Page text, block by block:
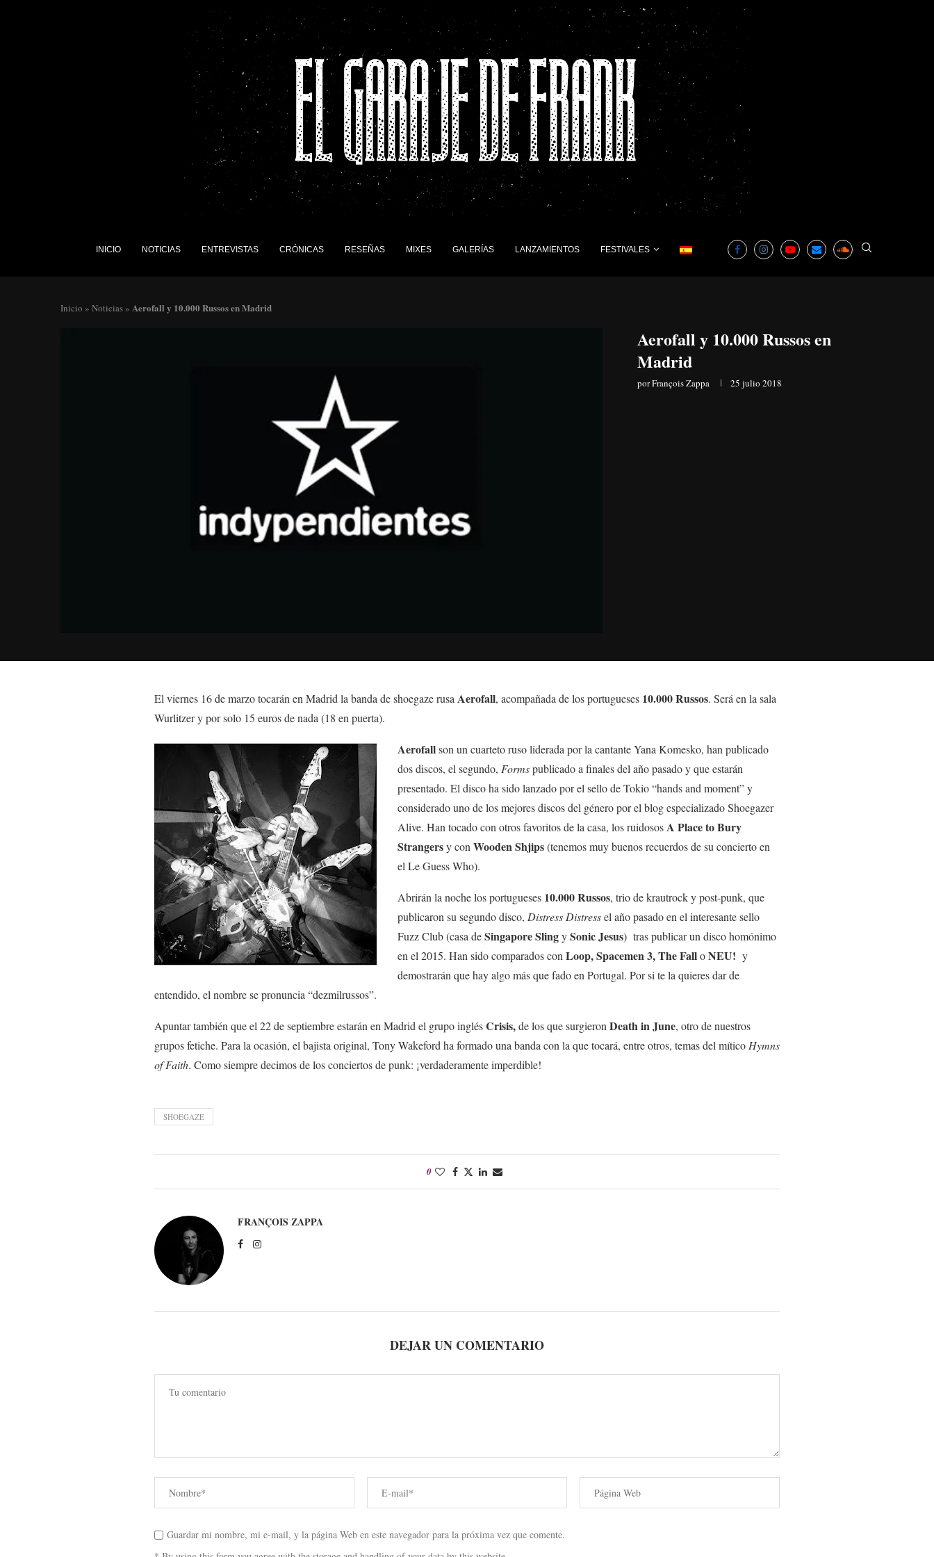
INICIO NOTICIAS ENTREVISTAS CRÓNICAS RESEÑAS MIXES GALERÍAS LANZAMIENTOS FESTIVALES
Inicio » Noticias » Aerofall y 10.000 Russos en Madrid
Aerofall y 10.000 Russos en
Madrid
porFrançois Zappa 25 julio 2018
El viernes 16 de marzo tocarán en Madrid la banda de shoegaze rusa Aerofall, acompañada de los portugueses 10.000 Russos. Será en la sala
Wurlitzer y por solo 15 euros de nada (18 en puerta).
Aerofallson un cuarteto ruso liderada por la cantante Yana Komesko, han publicado
dos discos, el segundo, Formspublicado a finales del año pasado y que estarán
presentado. El disco ha sido lanzado por el sello de Tokio “hands and moment” y
considerado uno de los mejores discos del género por el blog especializado Shoegazer
Alive. Han tocado con otros favoritos de la casa, los ruidososA Place to Bury
Strangersy con Wooden Shjips(tenemos muy buenos recuerdos de su concierto en
el Le Guess Who).
Abrirán la noche los portugueses 10.000 Russos, trio de krautrock y post-punk, que
publicaron su segundo disco, Distress Distressel año pasado en el interesante sello
Fuzz Club (casa deSingapore SlingySonic Jesus) tras publicar un disco homónimo
en el 2015. Han sido comparados con Loop, Spacemen 3, The FalloNEU! y
demostrarán que hay algo más que fado en Portugal. Por si te la quieres dar de
entendido, el nombre se pronuncia “dezmilrussos”.
Apuntar también que el 22 de septiembre estarán en Madrid el grupo inglésCrisis,de los que surgieron Death in June, otro de nuestros
grupos fetiche. Para la ocasión, el bajista original, Tony Wakeford ha formado una banda con la que tocará, entre otros, temas del mítico Hymns
of Faith. Como siempre decimos de los conciertos de punk: ¡verdaderamente imperdible!
SHOEGAZE
0
FRANÇOIS ZAPPA
DEJAR UN COMENTARIO
Guardar mi nombre, mi e-mail, y la página Web en este navegador para la próxima vez que comente.